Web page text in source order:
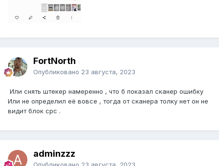
FоrtNorth
Опубликовано 23 августа, 2023
Или снять штекер намеренно , что б показал сканер ошибку
Или не определил её вовсе , тогда от сканера толку нет он не
видит блок срс .
adminzzz